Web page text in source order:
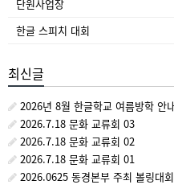
단원사업장
한글 스피치 대회
최신글
2026년 8월 한글학교 여름방학 안내／
2026.7.18 문화 교류회 03
2026.7.18 문화 교류회 02
2026.7.18 문화 교류회 01
2026.0625 동경본부 주최 볼링대회